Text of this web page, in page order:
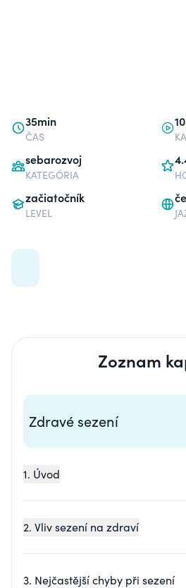
35min
ČAS
10
sebarozvoj
KATEGÓRIA
začiatočník
LEVEL
Zoznam
Zdravé sezení
1. Úvod
2. Vliv sezení na zdraví
3. Nejčastější chyby při sezení